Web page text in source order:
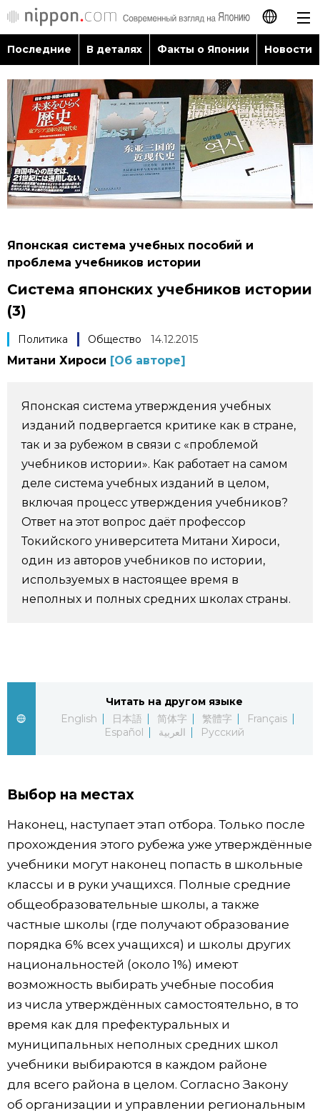
日本語
English
简体字
繁體字
Français
Последние
В деталях
Новости
Путеводитель по Японии
Фото/Видео
Люди
Блог
Политика
Экономика
Общество
От редакции
Популярные статьи
Японский язык
Японский калейдоскоп
Семья
Еда и напитки
official SNS
Последние В деталях Факты о Японии Новости
Японская система учебных пособий и
проблема учебников истории
Система японских учебников истории
(3)
Политика Общество 14.12.2015
Митани Хироси [Об авторе]
Японская система утверждения учебных
изданий подвергается критике как в стране,
так и за рубежом в связи с «проблемой
учебников истории». Как работает на самом
деле система учебных изданий в целом,
включая процесс утверждения учебников?
Ответ на этот вопрос даёт профессор
Токийского университета Митани Хироси,
один из авторов учебников по истории,
используемых в настоящее время в
неполных и полных средних школах страны.
Читать на другом языке
English
日本語 简体字 繁體字
Français
Español
العربية Русский
Выбор на местах
Наконец, наступает этап отбора. Только после
прохождения этого рубежа уже утверждённые
учебники могут наконец попасть в школьные
классы и в руки учащихся. Полные средние
общеобразовательные школы, а также
частные школы (где получают образование
порядка 6% всех учащихся) и школы других
национальностей (около 1%) имеют
возможность выбирать учебные пособия
из числа утверждённых самостоятельно, в то
время как для префектуральных и
муниципальных неполных средних школ
учебники выбираются в каждом районе
для всего района в целом. Согласно Закону
об организации и управлении региональным